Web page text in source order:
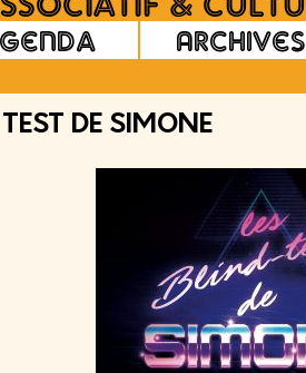
Archives
DE SIMONE